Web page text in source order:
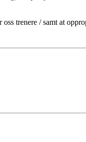
trenere / samt at